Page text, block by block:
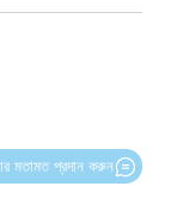
মতামত প্রদান করুন